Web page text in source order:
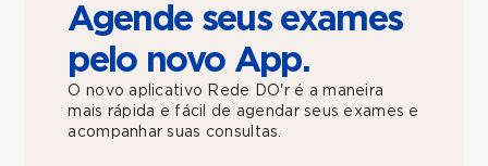
Agende seus exames
pelo novo App.
O novo aplicativo Rede DO'r é a maneira
mais rápida e fácil de agendar seus exames e
acompanhar suas consultas.